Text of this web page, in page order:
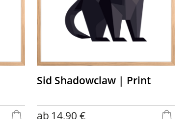
Sid Shadowclaw | Print
ab 14,90 €